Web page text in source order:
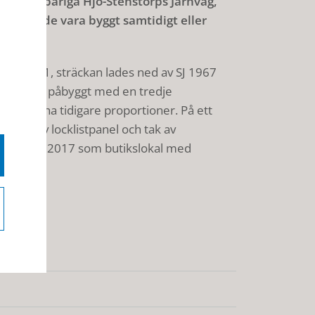
torde vara byggt samtidigt eller
1961, sträckan lades ned av SJ 1967
ha varit påbyggt med en tredje
sina tidigare proportioner. På ett
av locklistpanel och tak av
2017 som butikslokal med